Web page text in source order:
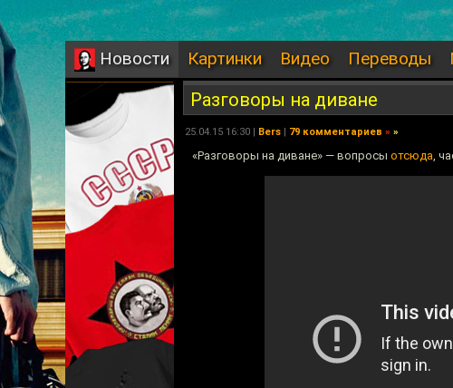
Новости Картинки Видео Переводы
Разговоры на диване
25.04.15 16:30 | Bers | 79 комментариев » »
«Разговоры на диване» — вопросы отсюда,